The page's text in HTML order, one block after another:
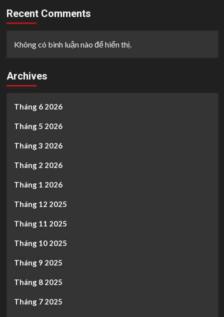
Recent Comments
Không có bình luận nào để hiển thị.
Archives
Tháng 6 2026
Tháng 5 2026
Tháng 3 2026
Tháng 2 2026
Tháng 1 2026
Tháng 12 2025
Tháng 11 2025
Tháng 10 2025
Tháng 9 2025
Tháng 8 2025
Tháng 7 2025